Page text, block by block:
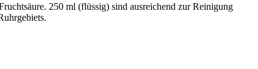
250 ml (flüssig) sind ausreichend zur Reinigung